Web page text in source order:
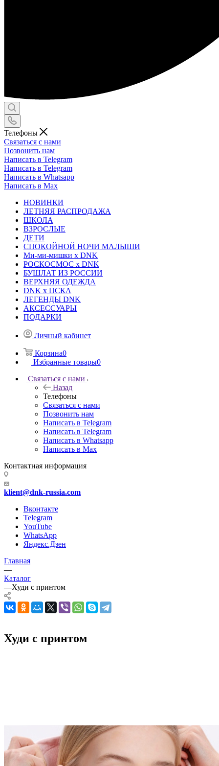
Телефоны
Связаться с нами
Позвонить нам
Написать в Telegram
Написать в Telegram
Написать в Whatsapp
Написать в Max
НОВИНКИ
ЛЕТНЯЯ РАСПРОДАЖА
ШКОЛА
ВЗРОСЛЫЕ
ДЕТИ
СПОКОЙНОЙ НОЧИ МАЛЫШИ
Ми-ми-мишки x DNK
РОСКОСМОС x DNK
БУШЛАТ ИЗ РОССИИ
ВЕРХНЯЯ ОДЕЖДА
DNK x ЦСКА
ЛЕГЕНДЫ DNK
АКСЕССУАРЫ
ПОДАРКИ
Личный кабинет
Корзина0
Избранные товары0
Связаться с нами
Назад
Телефоны
Связаться с нами
Позвонить нам
Написать в Telegram
Написать в Telegram
Написать в Whatsapp
Написать в Max
Контактная информация
klient@dnk-russia.com
Вконтакте
Telegram
YouTube
WhatsApp
Яндекс.Дзен
Главная
—
Каталог
—Худи с принтом
Худи с принтом